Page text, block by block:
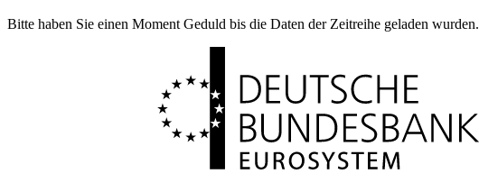
Bitte haben Sie einen Moment Geduld bis die Daten der Zeitreihe geladen wurden.